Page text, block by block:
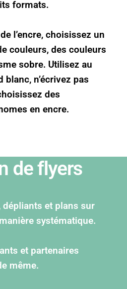
formats.
l’encre, choisissez un
couleurs, des couleurs
sobre. Utilisez au
n’écrivez pas
des
en encre.
de flyers
et plans sur
systématique.
et partenaires
même.